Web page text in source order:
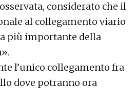
considerato che il
al collegamento viario
più importante della
l’unico collegamento fra
dove potranno ora